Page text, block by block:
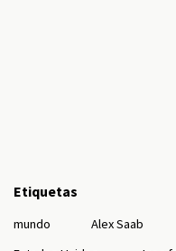
Etiquetas
mundo Alex Saab